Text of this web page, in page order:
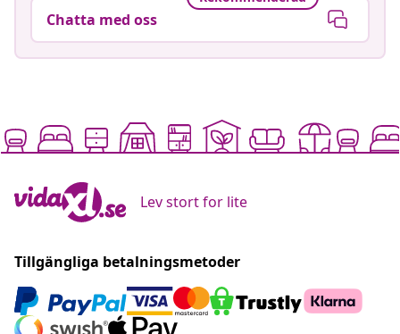
Chatta med oss
Lev stort for lite
Tillgängliga betalningsmetoder